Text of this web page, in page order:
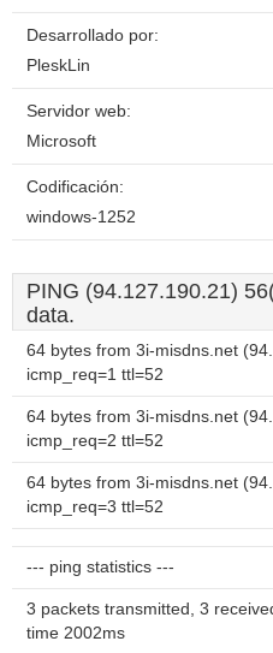
Desarrollado por:
PleskLin
Servidor web:
Microsoft
Codificación:
windows-1252
PING (94.127.190.21)
data.
64 bytes from 3i-misdns.net
icmp_req=1 ttl=52
64 bytes from 3i-misdns.net
icmp_req=2 ttl=52
64 bytes from 3i-misdns.net
icmp_req=3 ttl=52
--- ping statistics ---
3 packets transmitted, 3
time 2002ms